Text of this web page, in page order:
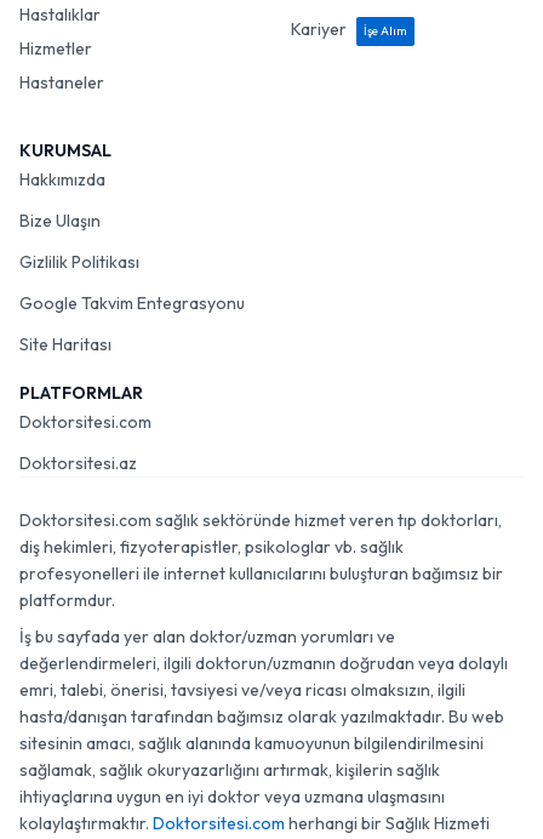
Hastalıklar
Hizmetler
Hastaneler
Kariyer
İşe Alım
KURUMSAL
Hakkımızda
Bize Ulaşın
Gizlilik Politikası
Google Takvim Entegrasyonu
Site Haritası
PLATFORMLAR
Doktorsitesi.com
Doktorsitesi.az
Doktorsitesi.com sağlık sektöründe hizmet veren tıp doktorları,
diş hekimleri, fizyoterapistler, psikologlar vb. sağlık
profesyonelleri ile internet kullanıcılarını buluşturan bağımsız bir
platformdur.
İş bu sayfada yer alan doktor/uzman yorumları ve
değerlendirmeleri, ilgili doktorun/uzmanın doğrudan veya dolaylı
emri, talebi, önerisi, tavsiyesi ve/veya ricası olmaksızın, ilgili
hasta/danışan tarafından bağımsız olarak yazılmaktadır. Bu web
sitesinin amacı, sağlık alanında kamuoyunun bilgilendirilmesini
sağlamak, sağlık okuryazarlığını artırmak, kişilerin sağlık
ihtiyaçlarına uygun en iyi doktor veya uzmana ulaşmasını
kolaylaştırmaktır. Doktorsitesi.com herhangi bir Sağlık Hizmeti